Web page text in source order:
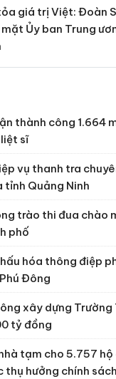
giá trị Việt: Đoàn
Ủy ban Trung
thành công 1.664
sĩ
vụ thanh tra
tỉnh Quảng Ninh
trào thi đua chào
phố
hóa thông điệp
Đông
xây dựng Trường
tỷ đồng
tạm cho 5.757 hộ
thụ hưởng chính sách